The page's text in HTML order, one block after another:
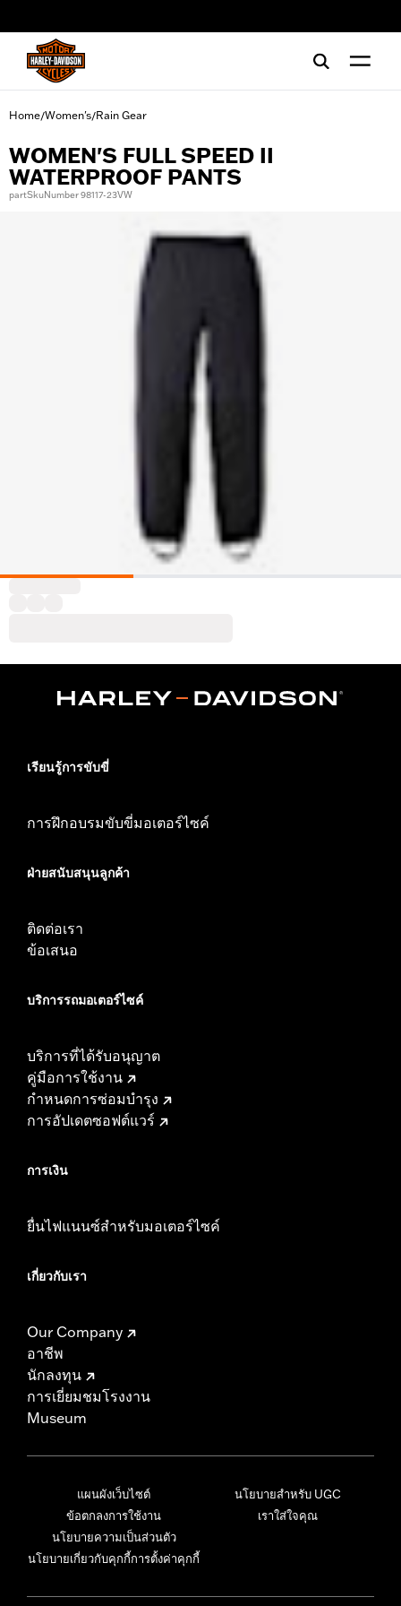
Home/Women's/Rain Gear
WOMEN'S FULL SPEED II
WATERPROOF PANTS
partSkuNumber 98117-23VW
เรียนรู้การขับขี่
การฝึกอบรมขับขี่มอเตอร์ไซค์
ฝ่ายสนับสนุนลูกค้า
ติดต่อเรา
ข้อเสนอ
บริการรถมอเตอร์ไซค์​
บริการที่ได้รับอนุญาต
คู่มือการใช้งาน
กำหนดการซ่อมบำรุง
การอัปเดตซอฟต์แวร์
การเงิน
ยื่นไฟแนนซ์สำหรับมอเตอร์ไซค์
เกี่ยวกับเรา
Our Company
อาชีพ
นักลงทุน
การเยี่ยมชมโรงงาน
Museum
แผนผังเว็บไซต์
ข้อตกลงการใช้งาน
นโยบายความเป็นส่วนตัว
นโยบายเกี่ยวกับคุกกี้การตั้งค่าคุกกี้
นโยบายสำหรับ UGC
เราใส่ใจคุณ